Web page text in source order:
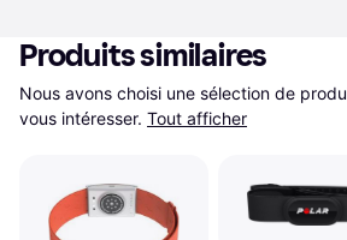
Produits similaires
Nous avons choisi une sélection de
vous intéresser. Tout afficher